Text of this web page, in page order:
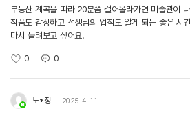
무등산 계곡을 따라 20분쯤 걸어올라가면 미술관이
작품도 감상하고 선생님의 업적도 알게 되는 좋은 시
다시 들려보고 싶어요.
0 0
노*정 2025. 4. 11.